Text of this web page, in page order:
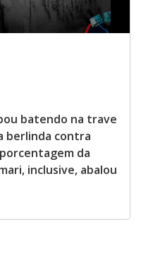
batendo na trave
berlinda contra
da
inclusive, abalou